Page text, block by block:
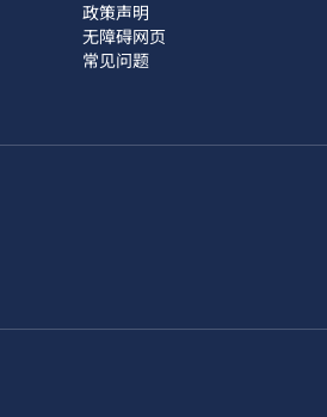
政策声明
无障碍网页
常见问题